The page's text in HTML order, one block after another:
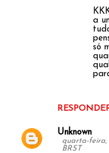
a
só
Unknown
quarta-feira,
BRST